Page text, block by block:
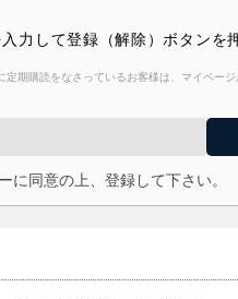
力して登録（解除）ボタンを
購読をなさっているお客様は、マイペー
に同意の上、登録して下さい。